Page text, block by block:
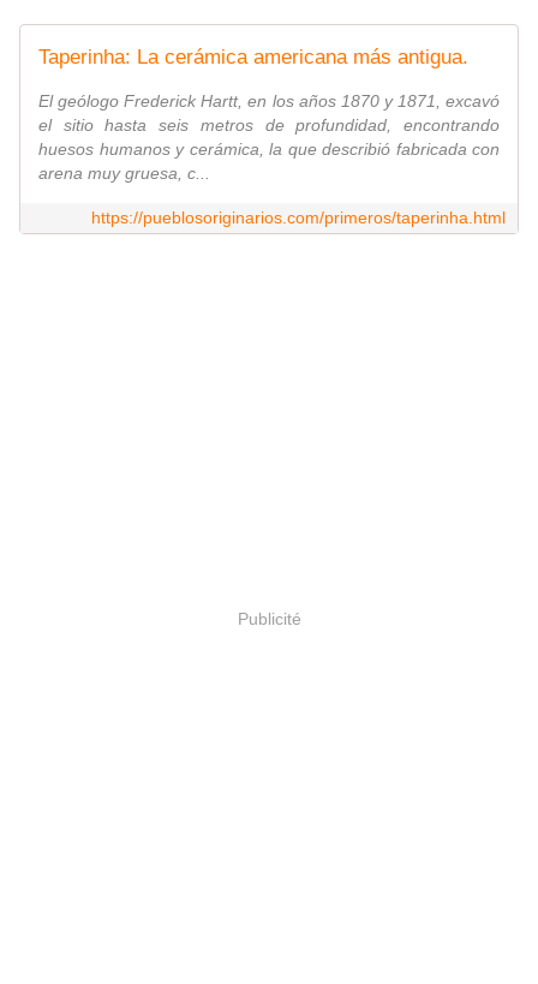
Taperinha: La cerámica americana más antigua.
El geólogo Frederick Hartt, en los años 1870 y 1871, excavó
el sitio hasta seis metros de profundidad, encontrando
huesos humanos y cerámica, la que describió fabricada con
arena muy gruesa, c...
https://pueblosoriginarios.com/primeros/taperinha.html
Publicité